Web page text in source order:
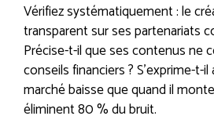
Vérifiez systématiquement : le
transparent sur ses partenariats
Précise-t-il que ses contenus ne
conseils financiers ? S’exprime-t-
marché baisse que quand il
éliminent 80 % du bruit.